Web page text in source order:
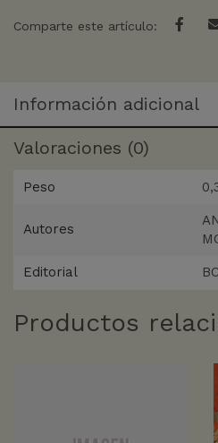
Comparte este artículo:
Información adicional
Valoraciones (0)
Peso
Autores
Editorial
Productos